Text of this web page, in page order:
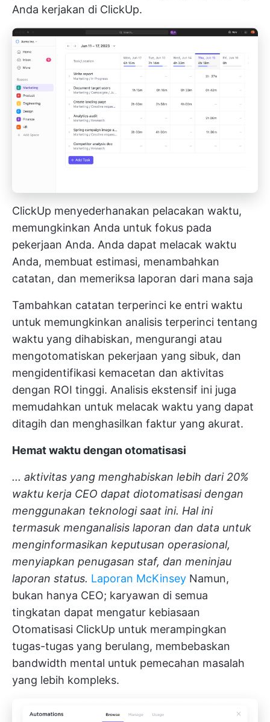
Anda kerjakan di ClickUp.
ClickUp menyederhanakan pelacakan waktu,
memungkinkan Anda untuk fokus pada
pekerjaan Anda. Anda dapat melacak waktu
Anda, membuat estimasi, menambahkan
catatan, dan memeriksa laporan dari mana saja
Tambahkan catatan terperinci ke entri waktu
untuk memungkinkan analisis terperinci tentang
waktu yang dihabiskan, mengurangi atau
mengotomatiskan pekerjaan yang sibuk, dan
mengidentifikasi kemacetan dan aktivitas
dengan ROI tinggi. Analisis ekstensif ini juga
memudahkan untuk melacak waktu yang dapat
ditagih dan menghasilkan faktur yang akurat.
Hemat waktu dengan otomatisasi
... aktivitas yang menghabiskan lebih dari 20%
waktu kerja CEO dapat diotomatisasi dengan
menggunakan teknologi saat ini. Hal ini
termasuk menganalisis laporan dan data untuk
menginformasikan keputusan operasional,
menyiapkan penugasan staf, dan meninjau
laporan status. Laporan McKinsey Namun,
bukan hanya CEO; karyawan di semua
tingkatan dapat mengatur kebiasaan
Otomatisasi ClickUp untuk merampingkan
tugas-tugas yang berulang, membebaskan
bandwidth mental untuk pemecahan masalah
yang lebih kompleks.